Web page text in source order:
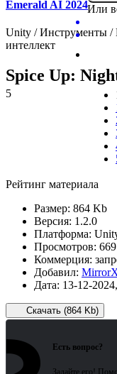
Или
Emerald AI 2024
Unity / Инструменты /
интеллект
Spice Up:
5
Рейтинг материала
Размер: 864 Kb
Версия: 1.2.0
Платформа:
Просмотров: 669
Коммерция:
Добавил:
Дата: 13-12-
Скачать (864 Kb)
Есть вопрос?
Задайте его!